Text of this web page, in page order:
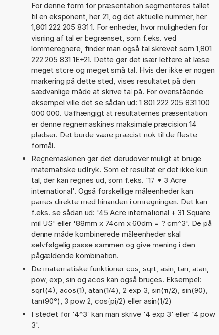
For denne form for præsentation segmenteres tallet
til en eksponent, her 21, og det aktuelle nummer, her
1,801 222 205 831 1. For enheder, hvor muligheden for
visning af tal er begrænset, som f.eks. ved
lommeregnere, finder man også tal skrevet som 1,801
222 205 831 1E+21. Dette gør det især lettere at læse
meget store og meget små tal. Hvis der ikke er nogen
markering på dette sted, vises resultatet på den
sædvanlige måde at skrive tal på. For ovenstående
eksempel ville det se sådan ud: 1 801 222 205 831 100
000 000. Uafhængigt at resultaternes præsentation
er denne regnemaskines maksimale præcision 14
pladser. Det burde være præcist nok til de fleste
formål.
Regnemaskinen gør det derudover muligt at bruge
matematiske udtryk. Som et resultat er det ikke kun
tal, der kan regnes ud, som f.eks. '17 * 3 Acre
international'. Også forskellige måleenheder kan
parres direkte med hinanden i omregningen. Det kan
f.eks. se sådan ud: '45 Acre international + 31 Square
mil US' eller '88mm x 74cm x 60dm = ? cm^3'. De på
denne måde kombinerede måleenheder skal
selvfølgelig passe sammen og give mening i den
pågældende kombination.
De matematiske funktioner cos, sqrt, asin, tan, atan,
pow, exp, sin og acos kan også bruges. Eksempel:
sqrt(4), acos(1), atan(1/4), 2 exp 3, sin(π/2), sin(90),
tan(90°), 3 pow 2, cos(pi/2) eller asin(1/2)
I stedet for '4^3' kan man skrive '4 exp 3' eller '4 pow
3'.